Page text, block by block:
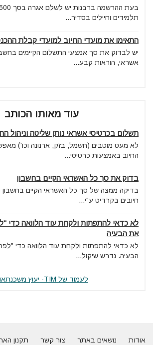
תלמידים וחיילים בסדיר...
התאימו את מועדי החיוב למועדי קבלת
יש לבדוק את סך אמצעי התשלום הקיימים
אשראי, הוראות קבע...
עוד מאותו הכותב
תשלום בכרטיסי אשראי נותן שליטה וניהול
לא מעט מוטבים (חשמל, בזק, ארנונה וכו')
החיוב באמצעות כרטיסי...
בדוק את סך כל האשראי הקיים בחשבון
בדיקה ממצה של סך כל האשראי הקיים בחשבון
חיובים בקרדיט ע"י...
לא כדאי להתפתות ולקחת עוד הלוואה כדי
את הבעיה
לא כדאי להתפתות ולקחת עוד הלוואה כדי
הבעיה. נדרש שיקול...
לעמוד של TIM- יעוץ משכנתאות
אודות נושאים באתר צור קשר
תקנון